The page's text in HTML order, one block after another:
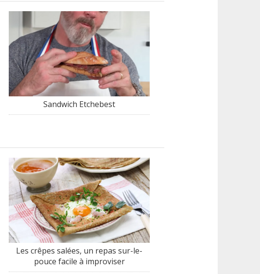
Sandwich Etchebest
Les crêpes salées, un repas sur-le-
pouce facile à improviser